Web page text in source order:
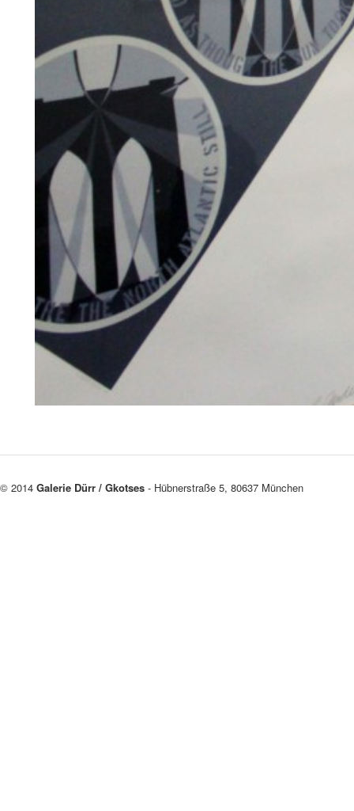
© 2014 Galerie Dürr / Gkotses - Hübnerstraße 5, 80637 München